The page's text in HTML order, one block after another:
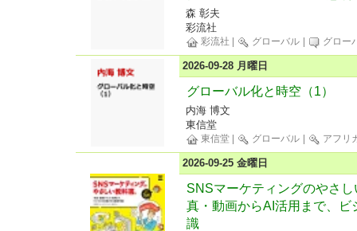
森 彰夫
彩流社
彩流社 グローバル グロー
2026-09-28 月曜日
グローバル化と時空（1）
内海 博文
東信堂
東信堂 グローバル アフリ
2026-09-25 金曜日
SNSマーケティングのやさ
真・動画からAI活用まで、
識